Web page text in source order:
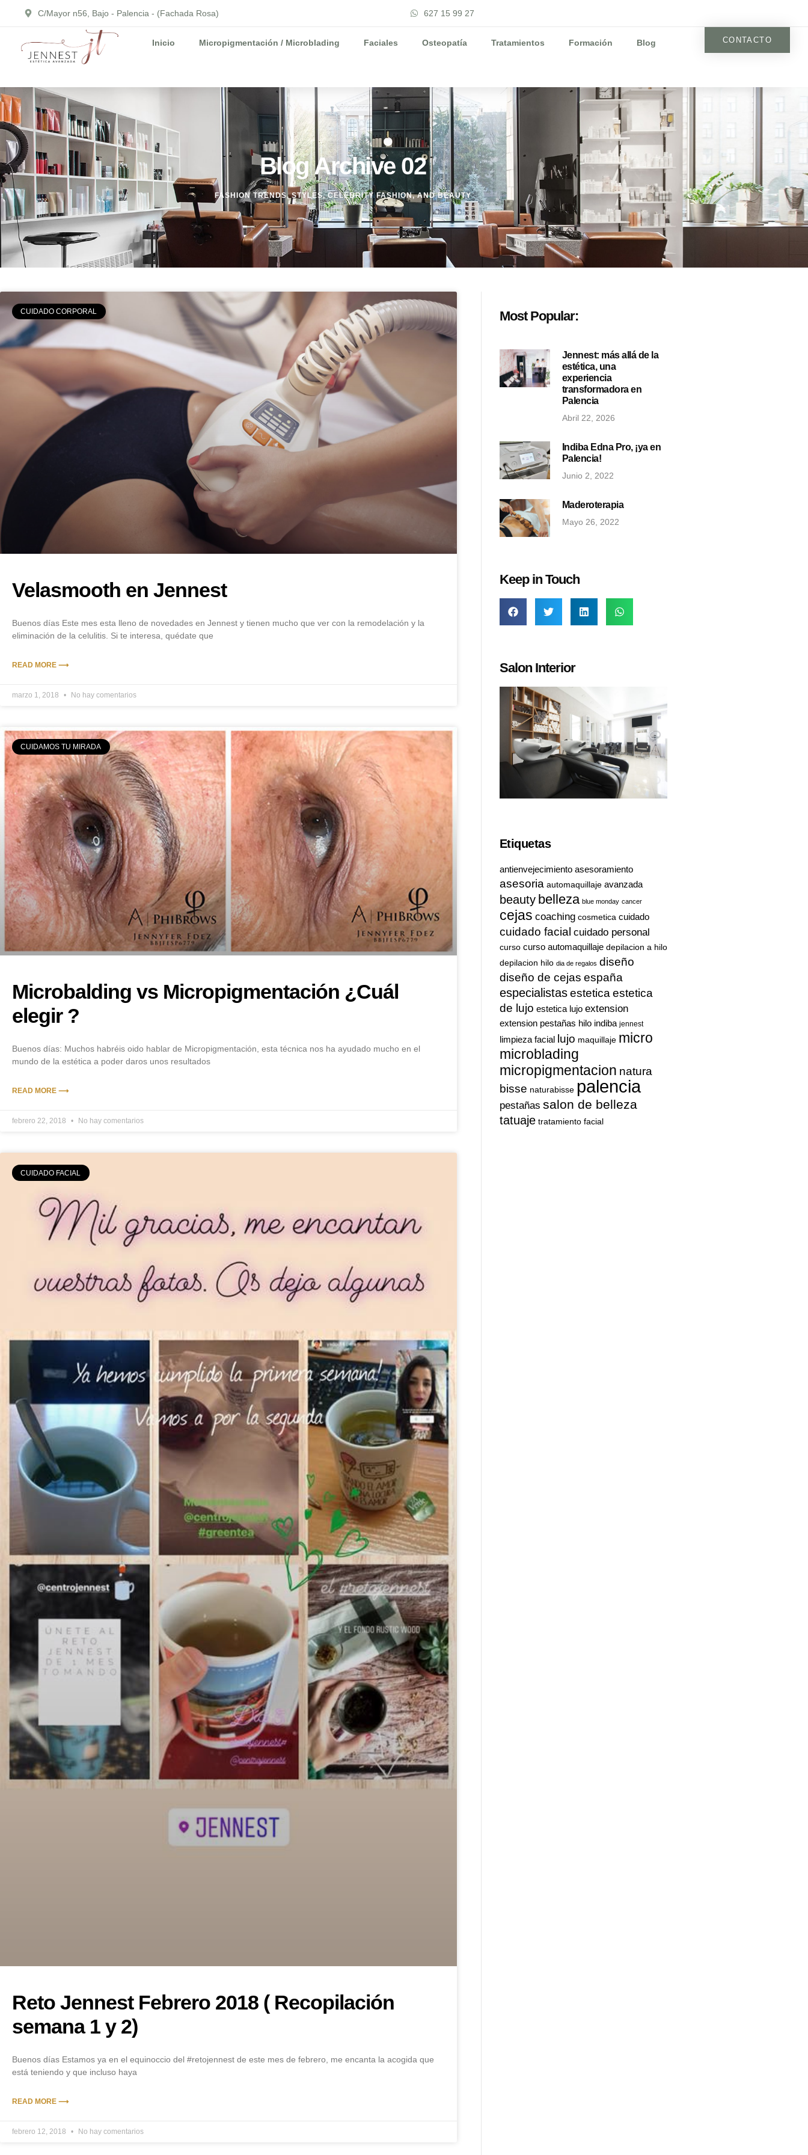
C/Mayor n56, Bajo - Palencia - (Fachada Rosa) 627 15 99 27
Inicio Micropigmentación / Microblading Faciales Osteopatía Tratamientos Formación Blog CONTACTO
Blog Archive 02
FASHION TRENDS, STYLES, CELEBRITY FASHION, AND BEAUTY
CUIDADO CORPORAL
Velasmooth en Jennest
Buenos días Este mes esta lleno de novedades en Jennest y tienen mucho que ver con la remodelación y la
eliminación de la celulitis. Si te interesa, quédate que
READ MORE ⟶
marzo 1, 2018 No hay comentarios
CUIDAMOS TU MIRADA
Microbalding vs Micropigmentación ¿Cuál
elegir ?
Buenos días: Muchos habréis oido hablar de Micropigmentación, esta técnica nos ha ayudado mucho en el
mundo de la estética a poder daros unos resultados
READ MORE ⟶
febrero 22, 2018 No hay comentarios
CUIDADO FACIAL
Reto Jennest Febrero 2018 ( Recopilación
semana 1 y 2)
Buenos días Estamos ya en el equinoccio del #retojennest de este mes de febrero, me encanta la acogida que
está teniendo y que incluso haya
READ MORE ⟶
febrero 12, 2018 No hay comentarios
Most Popular:
Jennest: más allá de la
estética, una
experiencia
transformadora en
Palencia
Abril 22, 2026
Indiba Edna Pro, ¡ya en
Palencia!
Junio 2, 2022
Maderoterapia
Mayo 26, 2022
Keep in Touch
Salon Interior
Etiquetas
antienvejecimiento asesoramiento
asesoria automaquillaje avanzada
beauty belleza blue monday cancer
cejas coaching cosmetica cuidado
cuidado facial cuidado personal
curso curso automaquillaje depilacion a hilo
depilacion hilo dia de regalos diseño
diseño de cejas españa
especialistasestetica estetica
de lujo estetica lujo extension
extension pestañas hilo indiba jennest
limpieza facial lujo maquillaje micro
microblading
micropigmentacion natura
bisse naturabisse palencia
pestañas salon de belleza
tatuaje tratamiento facial